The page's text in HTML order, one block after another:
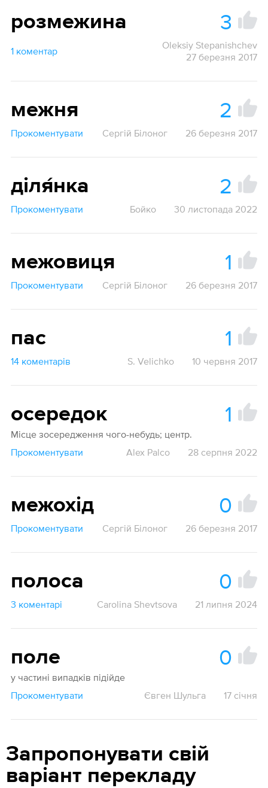
розмежина 3
1 коментар
Oleksiy Stepanishchev
27 березня 2017
межня 2
Прокоментувати Сергій Білоног 26 березня 2017
діля́нка 2
Прокоментувати Бойко 30 листопада 2022
межовиця 1
Прокоментувати Сергій Білоног 26 березня 2017
пас 1
14 коментарів S. Velichko 10 червня 2017
осередок 1
Місце зосередження чого-небудь; центр.
Прокоментувати
Alex Palco 28 серпня 2022
межохід 0
Прокоментувати Сергій Білоног 26 березня 2017
полоса 0
3 коментарі Carolina Shevtsova 21 липня 2024
поле 0
у частині випадків підійде
Прокоментувати
Євген Шульга 17 січня
Запропонувати свій
варіант перекладу